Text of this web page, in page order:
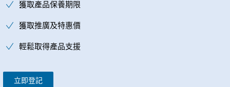
獲取產品保養期限
獲取推廣及特惠價
輕鬆取得產品支援
立即登記